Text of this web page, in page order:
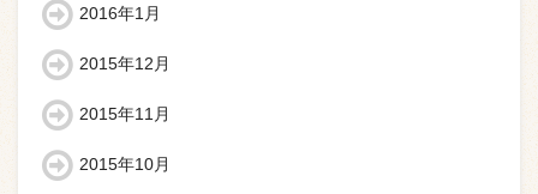
2016年1月
2015年12月
2015年11月
2015年10月